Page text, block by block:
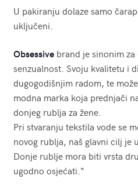
U pakiranju dolaze samo
uključeni.
Obsessivebrand je sinonim
senzualnost. Svoju kvalitetu i
dugogodišnjim radom, te
modna marka koja prednjači
donjeg rublja za žene.
Pri stvaranju tekstila vode se
novog rublja, naš glavni cilj je
Donje rublje mora biti vrsta
ugodno osjećati.“